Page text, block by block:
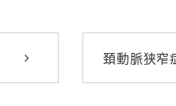
頚動脈狭窄